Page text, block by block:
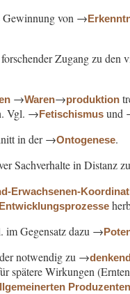
Gewinnung von →
forschender Zugang zu den
→Waren→produktion
Vgl. →Fetischismus und
in der →Ontogenese.
Sachverhalte in Distanz
Erwachsenen-
im Gegensatz dazu →
notwendig zu →
spätere Wirkungen
Produzenten